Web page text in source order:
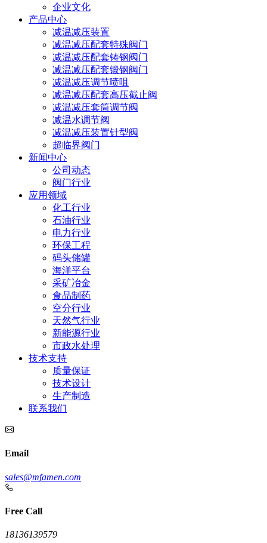
企业文化
产品中心
减温减压装置
减温减压配套特殊阀门
减温减压配套铸钢阀门
减温减压配套锻钢阀门
减温减压调节喷咀
减温减压配套高压截止阀
减温减压套筒调节阀
减温水调节阀
减温减压装置针型阀
超临界阀门
新闻中心
公司动态
阀门行业
应用领域
化工行业
石油行业
电力行业
环保工程
码头储罐
海洋平台
采矿冶金
食品制药
空分行业
天然气行业
新能源行业
市政水处理
技术支持
质量保证
技术设计
生产制造
联系我们
Email
sales@mfamen.com
Free Call
18136139579